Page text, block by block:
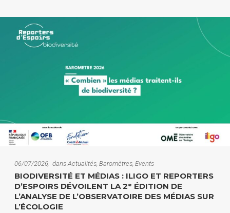
06/07/2026 dansActualités, Baromètres, Events
BIODIVERSITÉ ET MÉDIAS : ILIGO ET REPORTERS
D’ESPOIRS DÉVOILENT LA 2ᵉ ÉDITION DE
L’ANALYSE DE L’OBSERVATOIRE DES MÉDIAS SUR
L’ÉCOLOGIE